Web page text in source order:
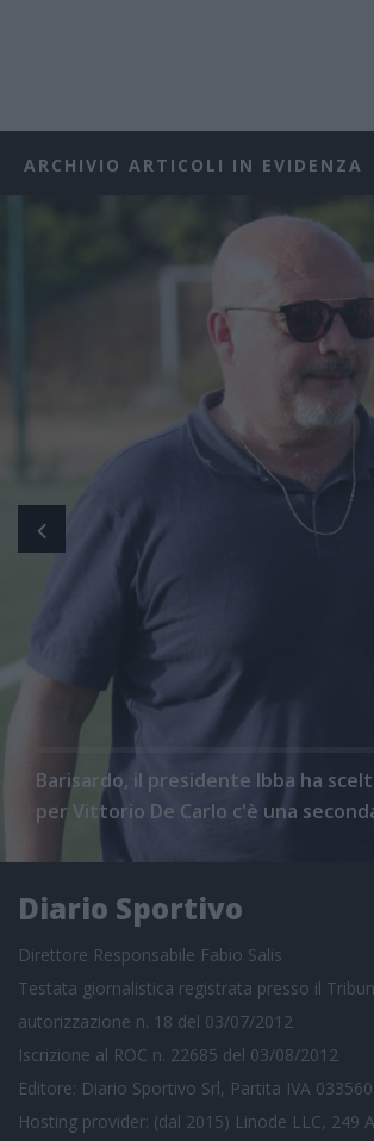
ARCHIVIO ARTICOLI IN EVIDENZA
Barisardo, il presidente Ibba ha
per Vittorio De Carlo c'è una
Diario Sportivo
Direttore Responsabile Fabio Salis
Testata giornalistica registrata presso il
autorizzazione n. 18 del 03/07/2012
Iscrizione al ROC n. 22685 del 03/08/2012
Editore: Diario Sportivo Srl, Partita IVA
Hosting provider: (dal 2015) Linode LLC, 249